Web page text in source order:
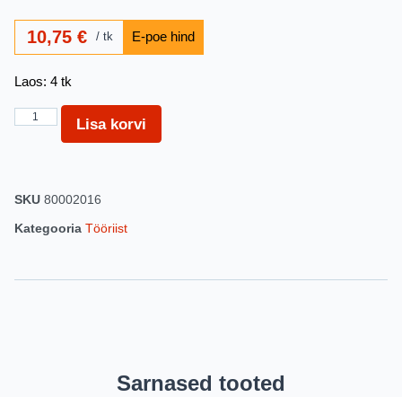
10,75€ tk
Laos: 4 tk
Lisa korvi
SKU 80002016
Kategooria Tööriist
Sarnased tooted